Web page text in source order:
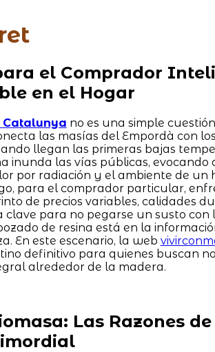
el Comprador
en el Hogar
Catalunya no es una simple
las masías del Empordà con
llegan las primeras bajas
inunda las vías públicas,
por radiación y el ambiente de un
para el comprador particular,
de precios variables, calidades
clave para no pegarse un susto
de resina está en la
En este escenario, la web
definitivo para quienes buscan
alrededor de la madera.
Las Razones